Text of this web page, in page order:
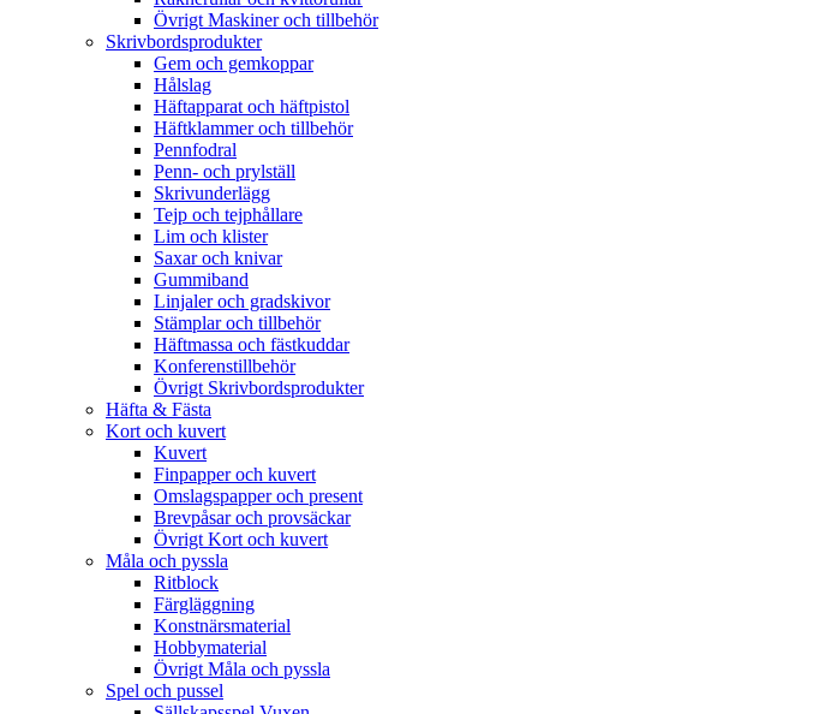
Övrigt Maskiner och tillbehör
Skrivbordsprodukter
Gem och gemkoppar
Hålslag
Häftapparat och häftpistol
Häftklammer och tillbehör
Pennfodral
Penn- och prylställ
Skrivunderlägg
Tejp och tejphållare
Lim och klister
Saxar och knivar
Gummiband
Linjaler och gradskivor
Stämplar och tillbehör
Häftmassa och fästkuddar
Konferenstillbehör
Övrigt Skrivbordsprodukter
Häfta & Fästa
Kort och kuvert
Kuvert
Finpapper och kuvert
Omslagspapper och present
Brevpåsar och provsäckar
Övrigt Kort och kuvert
Måla och pyssla
Ritblock
Färgläggning
Konstnärsmaterial
Hobbymaterial
Övrigt Måla och pyssla
Spel och pussel